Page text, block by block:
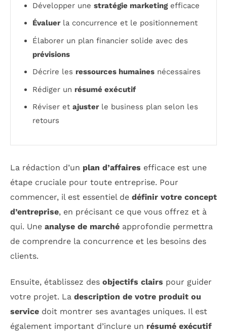
Développer une stratégie marketingefficace
Évaluerla concurrence et le positionnement
Élaborer un plan financier solide avec des
prévisions
Décrire les ressources humaines nécessaires
Rédiger un résumé exécutif
Réviser et ajusterle business plan selon les
retours
La rédaction d’un plan d’affaires efficace est une
étape cruciale pour toute entreprise. Pour
commencer, il est essentiel de définir votre concept
d’entreprise, en précisant ce que vous offrez et à
qui. Une analyse de marché approfondie permettra
de comprendre la concurrence et les besoins des
clients.
Ensuite, établissez des objectifs clairs pour guider
votre projet. La description de votre produit ou
service doit montrer ses avantages uniques. Il est
également important d’inclure un résumé exécutif